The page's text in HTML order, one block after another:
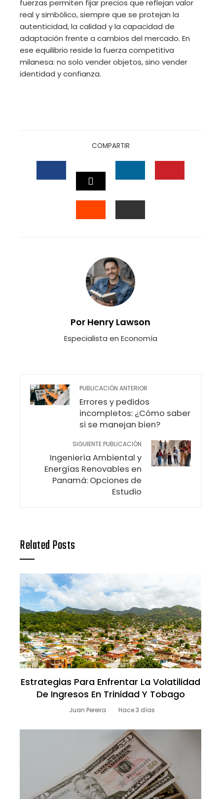
fuerzas permiten fijar precios que reflejan valor
real y simbólico, siempre que se protejan la
autenticidad, la calidad y la capacidad de
adaptación frente a cambios del mercado. En
ese equilibrio reside la fuerza competitiva
milanesa: no solo vender objetos, sino vender
identidad y confianza.
COMPARTIR
FACEBOOK
TWITTER
Por Henry Lawson
Especialista en Economía
PUBLICACIÓN ANTERIOR
Errores y pedidos
incompletos: ¿Cómo saber
si se manejan bien?
SIGUIENTE PUBLICACIÓN
Ingeniería Ambiental y
Energías Renovables en
Panamá: Opciones de
Estudio
Related Posts
Estrategias Para Enfrentar La Volatilidad
De Ingresos En Trinidad Y Tobago
Juan Pereira Hace 3 días